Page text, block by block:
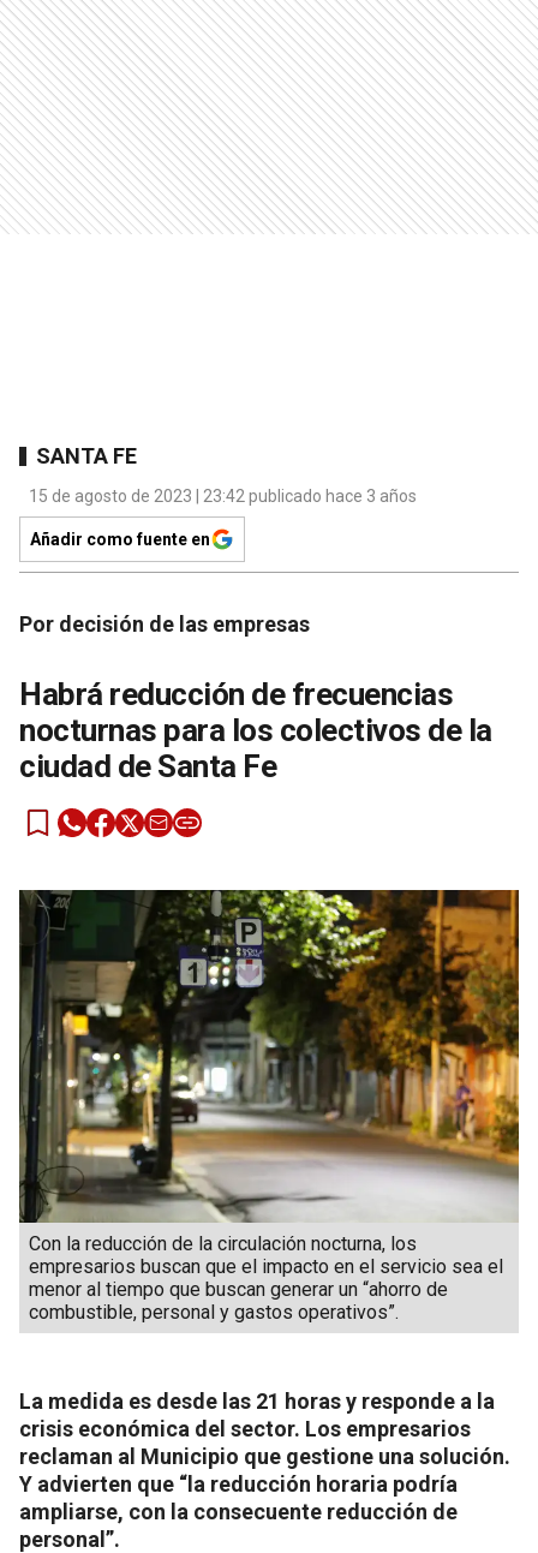
SANTA FE
15 de agosto de 2023 | 23:42 publicado hace 3 años
Añadir como fuente en
Por decisión de las empresas
Habrá reducción de frecuencias
nocturnas para los colectivos de la
ciudad de Santa Fe
Con la reducción de la circulación nocturna, los
empresarios buscan que el impacto en el servicio sea el
menor al tiempo que buscan generar un “ahorro de
combustible, personal y gastos operativos”.
La medida es desde las 21 horas y responde a la
crisis económica del sector. Los empresarios
reclaman al Municipio que gestione una solución.
Y advierten que “la reducción horaria podría
ampliarse, con la consecuente reducción de
personal”.